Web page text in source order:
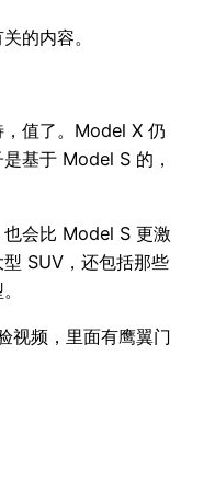
的内容。
值了。Model X 仍
基于 Model S 的，
会比 Model S 更激
SUV，还包括那些
视频，里面有鹰翼门